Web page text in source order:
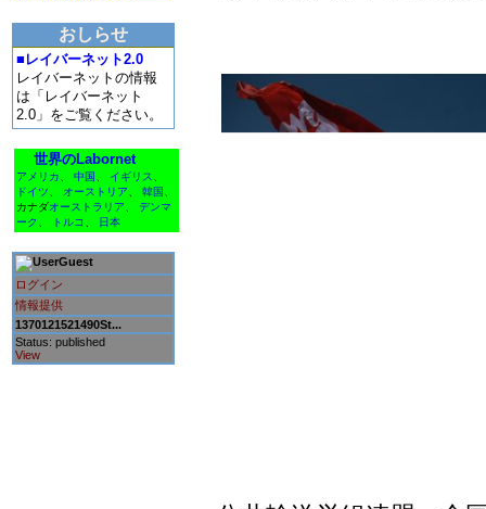
おしらせ
■レイバーネット2.0
レイバーネットの情報
は「レイバーネット
2.0」をご覧ください。
世界のLabornet
アメリカ 中国 イギリス
ドイツ
オーストリア 韓国
カナダオーストラリア
デンマ
ーク
トルコ 日本
Guest
ログイン
情報提供
1370121521490St...
Status: published
View